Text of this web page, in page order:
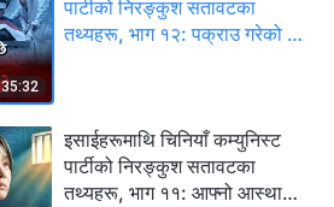
35:32
पार्टीको निरङ्कुश सतावटका
तथ्यहरू, भाग १२: पक्राउ गरेको ९
इसाईहरूमाथि चिनियाँ कम्युनिस्ट
पार्टीको निरङ्कुश सतावटका
तथ्यहरू, भाग ११: आफ्नो आस्थामा